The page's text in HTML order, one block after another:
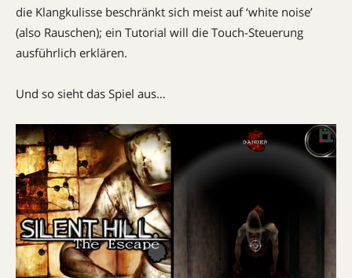
die Klangkulisse beschränkt sich meist auf ‘white noise’
(also Rauschen); ein Tutorial will die Touch-Steuerung
ausführlich erklären.
Und so sieht das Spiel aus…